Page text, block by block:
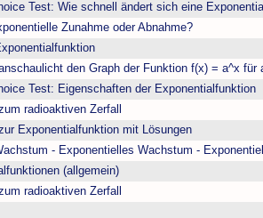
Test: Wie schnell ändert sich eine
Zunahme oder Abnahme?
den Graph der Funktion f(x) = a^x für
Test: Eigenschaften der Exponentialfunktion
radioaktiven Zerfall
Exponentialfunktion mit Lösungen
- Exponentielles Wachstum -
(allgemein)
radioaktiven Zerfall